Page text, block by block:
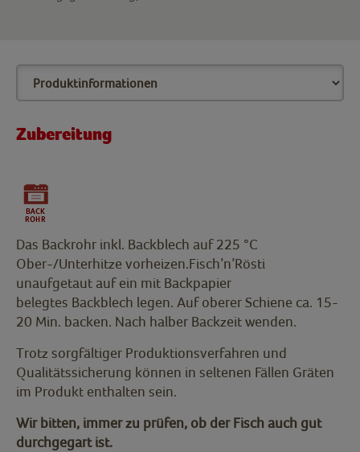
Zubereitung
Das Backrohr inkl. Backblech auf 225 °C
Ober-/Unterhitze vorheizen.Fisch’n’Rösti
unaufgetaut auf ein mit Backpapier
belegtes Backblech legen. Auf oberer Schiene ca. 15-
20 Min. backen. Nach halber Backzeit wenden.
Trotz sorgfältiger Produktionsverfahren und
Qualitätssicherung können in seltenen Fällen Gräten
im Produkt enthalten sein.
Wir bitten, immer zu prüfen, ob der Fisch auch gut
durchgegart ist.